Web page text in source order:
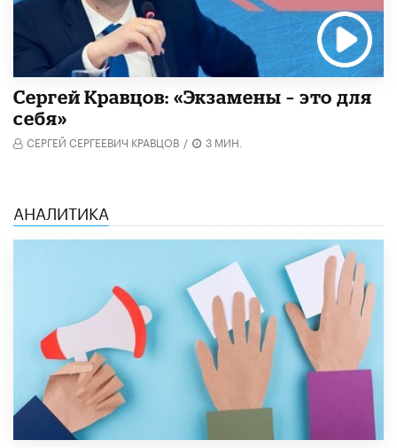
Сергей Кравцов: «Экзамены – это для
себя»
СЕРГЕЙ СЕРГЕЕВИЧ КРАВЦОВ / 3 МИН.
АНАЛИТИКА